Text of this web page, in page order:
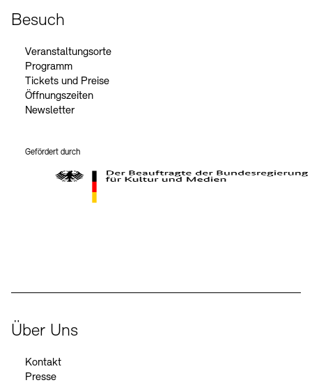
Besuch
Veranstaltungsorte
Programm
Tickets und Preise
Öffnungszeiten
Newsletter
Gefördert durch
Über Uns
Kontakt
Presse